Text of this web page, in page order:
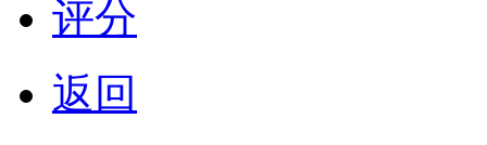
评分
返回